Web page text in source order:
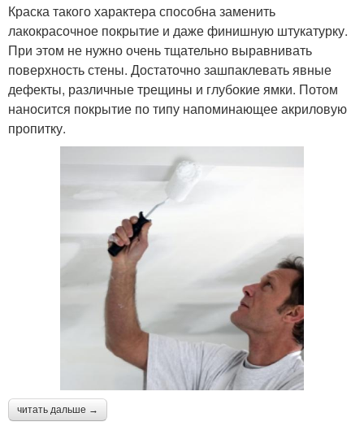
Краска такого характера способна заменить
лакокрасочное покрытие и даже финишную штукатурку.
При этом не нужно очень тщательно выравнивать
поверхность стены. Достаточно зашпаклевать явные
дефекты, различные трещины и глубокие ямки. Потом
наносится покрытие по типу напоминающее акриловую
пропитку.
читать дальше →